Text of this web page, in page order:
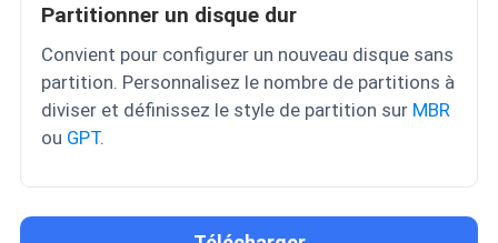
Partitionner un disque dur
Convient pour configurer un nouveau disque sans
partition. Personnalisez le nombre de partitions à
diviser et définissez le style de partition sur MBR
ou GPT.